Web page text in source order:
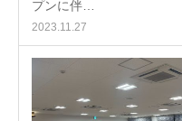
プンに伴…
2023.11.27